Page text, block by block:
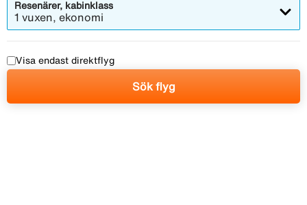
Resenärer, kabinklass
1 vuxen, ekonomi
Visa endast direktflyg
Sök flyg